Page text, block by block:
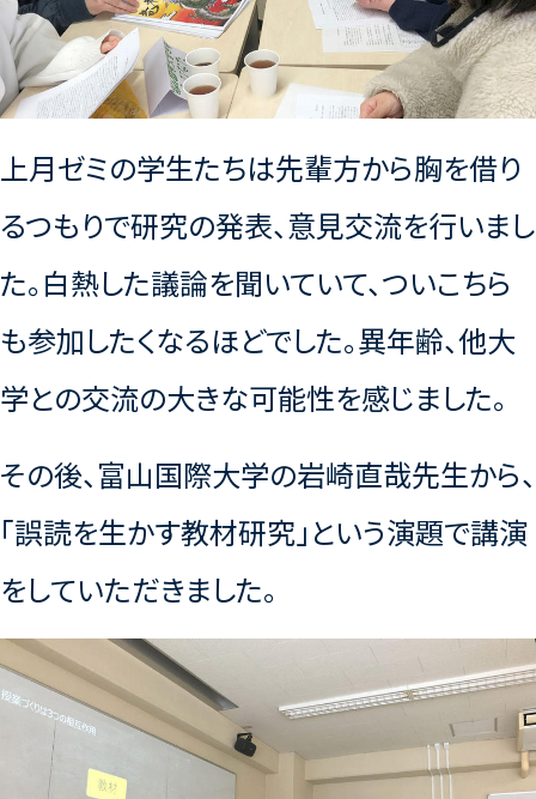
上月ゼミの学生たちは先輩方から胸を借り
るつもりで研究の発表、意見交流を行いまし
た。白熱した議論を聞いていて、ついこちら
も参加したくなるほどでした。異年齢、他大
学との交流の大きな可能性を感じました。
その後、富山国際大学の岩崎直哉先生から、
「誤読を生かす教材研究」という演題で講演
をしていただきました。